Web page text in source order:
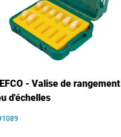
- Valise de rangement
d'échelles